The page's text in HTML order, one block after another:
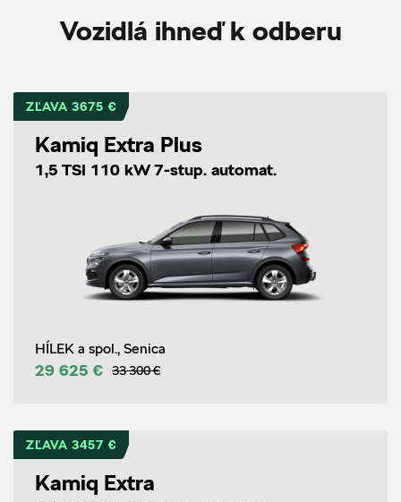
Vozidlá ihneď k odberu
ZĽAVA 3675 €
Kamiq Extra Plus
1,5 TSI 110 kW 7-stup. automat.
HÍLEK a spol., Senica
29 625 € 33 300 €
ZĽAVA 3457 €
Kamiq Extra